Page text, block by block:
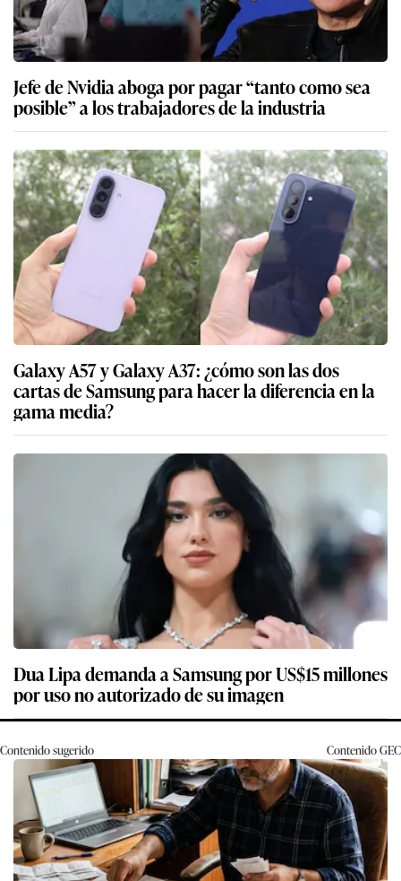
Jefe de Nvidia aboga por pagar “tanto como sea
posible” a los trabajadores de la industria
Galaxy A57 y Galaxy A37: ¿cómo son las dos
cartas de Samsung para hacer la diferencia en la
gama media?
Dua Lipa demanda a Samsung por US$15 millones
por uso no autorizado de su imagen
Contenido sugerido ContenidoGEC